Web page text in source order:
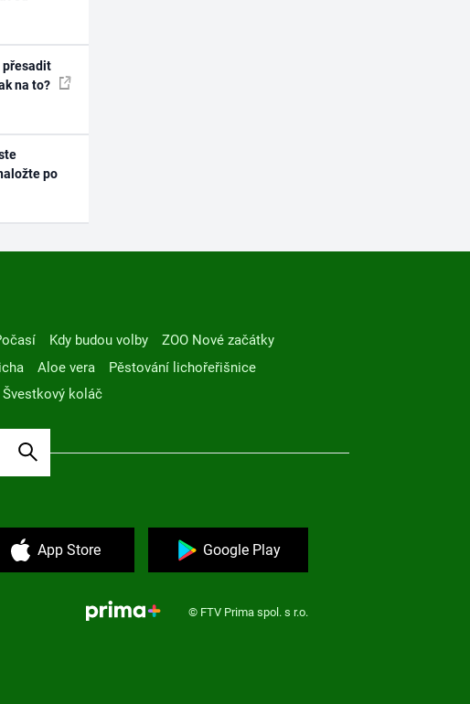
přesadit
na to?
po
Kdy budou volby
ZOO Nové začátky
Aloe vera
Pěstování lichořeřišnice
Švestkový koláč
App Store Google Play
© FTV Prima spol. s r.o.